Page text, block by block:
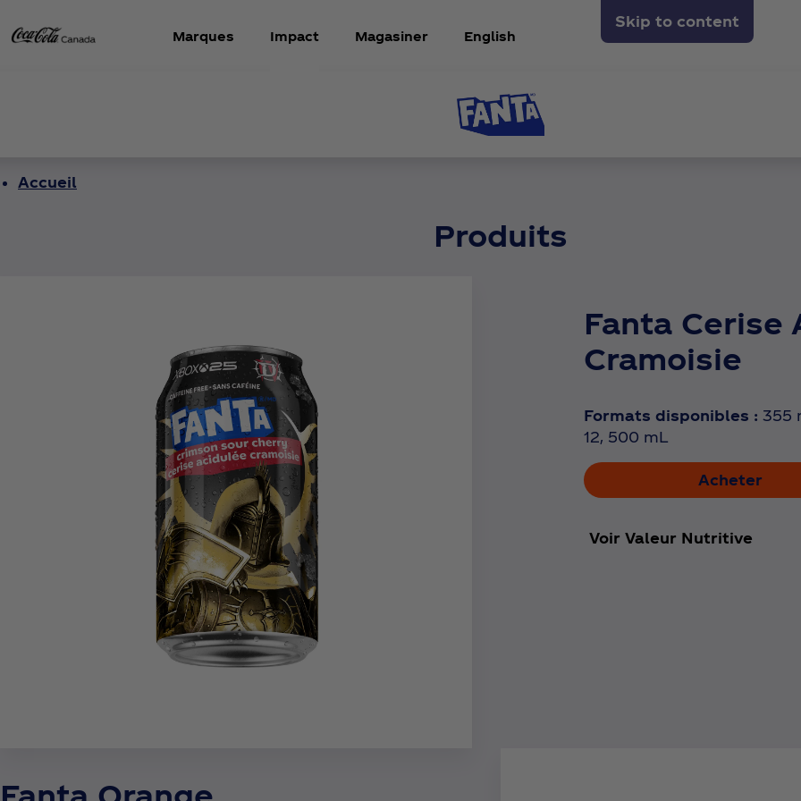
Skip to content
Marques Impact Magasiner English
Accueil
Produits
Fanta Cerise
Cramoisie
Formats disponibles : 355
12, 500 mL
Acheter
Voir Valeur Nutritive